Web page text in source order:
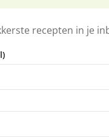
recepten in je